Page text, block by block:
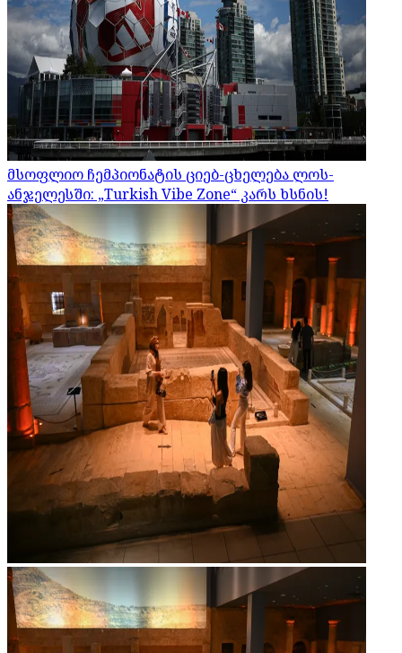
მსოფლიო ჩემპიონატის ციებ-ცხელება ლოს-
ანჯელესში: „Turkish Vibe Zone“ კარს ხსნის!